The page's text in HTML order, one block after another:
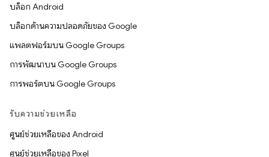
บล็อก Android
บล็อกด้านความปลอดภัยของ Google
แพลตฟอร์มบน Google Groups
การพัฒนาบน Google Groups
การพอร์ตบน Google Groups
รับความช่วยเหลือ
ศูนย์ช่วยเหลือของ Android
ศูนย์ช่วยเหลือของ Pixel